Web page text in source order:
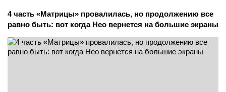
4 часть «Матрицы» провалилась, но продолжению все
равно быть: вот когда Нео вернется на большие экраны